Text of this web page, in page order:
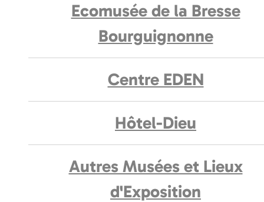
Ecomusée de la Bresse
Bourguignonne
Centre EDEN
Hôtel-Dieu
Autres Musées et Lieux
d'Exposition